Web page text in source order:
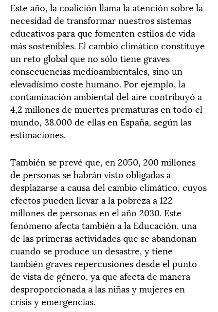
Este año, la coalición llama la atención sobre la
necesidad de transformar nuestros sistemas
educativos para que fomenten estilos de vida
más sostenibles. El cambio climático constituye
un reto global que no sólo tiene graves
consecuencias medioambientales, sino un
elevadísimo coste humano. Por ejemplo, la
contaminación ambiental del aire contribuyó a
4,2 millones de muertes prematuras en todo el
mundo, 38.000 de ellas en España, según las
estimaciones.
También se prevé que, en 2050, 200 millones
de personas se habrán visto obligadas a
desplazarse a causa del cambio climático, cuyos
efectos pueden llevar a la pobreza a 122
millones de personas en el año 2030. Este
fenómeno afecta también a la Educación, una
de las primeras actividades que se abandonan
cuando se produce un desastre, y tiene
también graves repercusiones desde el punto
de vista de género, ya que afecta de manera
desproporcionada a las niñas y mujeres en
crisis y emergencias.